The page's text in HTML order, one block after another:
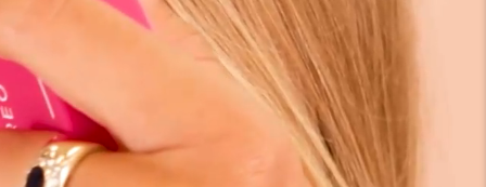
Мои приборы
Мои заказы
Мои адреса
Мои подписки